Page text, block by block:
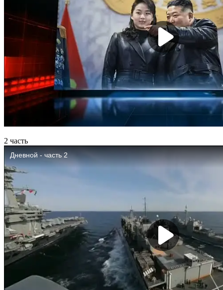
2 часть